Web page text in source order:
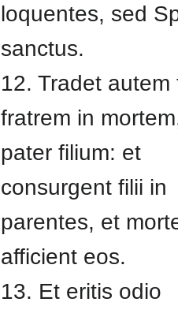
loquentes, sed
sanctus.
12. Tradet autem
fratrem in
pater filium: et
consurgent filii in
parentes, et
afficient eos.
13. Et eritis odio